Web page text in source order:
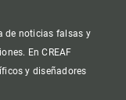
de noticias falsas y
En CREAF
y diseñadores